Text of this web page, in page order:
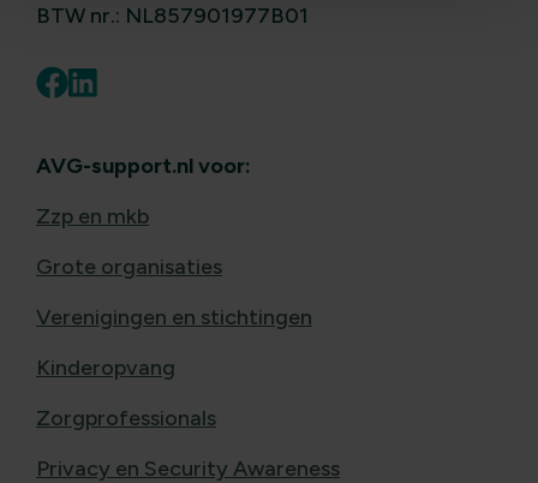
BTW nr.: NL857901977B01
AVG-support.nl voor:
Zzp en mkb
Grote organisaties
Verenigingen en stichtingen
Kinderopvang
Zorgprofessionals
Privacy en Security Awareness